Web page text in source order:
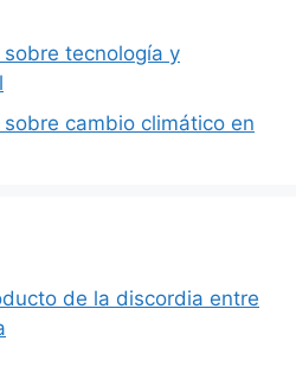
tecnología y
cambio climático en
de la discordia entre